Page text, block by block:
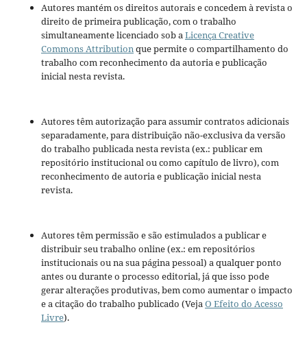
Autores mantém os direitos autorais e concedem à revista o
direito de primeira publicação, com o trabalho
simultaneamente licenciado sob aLicença Creative
Commons Attributionque permite o compartilhamento do
trabalho com reconhecimento da autoria e publicação
inicial nesta revista.
Autores têm autorização para assumir contratos adicionais
separadamente, para distribuição não-exclusiva da versão
do trabalho publicada nesta revista (ex.: publicar em
repositório institucional ou como capítulo de livro), com
reconhecimento de autoria e publicação inicial nesta
revista.
Autores têm permissão e são estimulados a publicar e
distribuir seu trabalho online (ex.: em repositórios
institucionais ou na sua página pessoal) a qualquer ponto
antes ou durante o processo editorial, já que isso pode
gerar alterações produtivas, bem como aumentar o impacto
e a citação do trabalho publicado (VejaO Efeito do Acesso
Livre).